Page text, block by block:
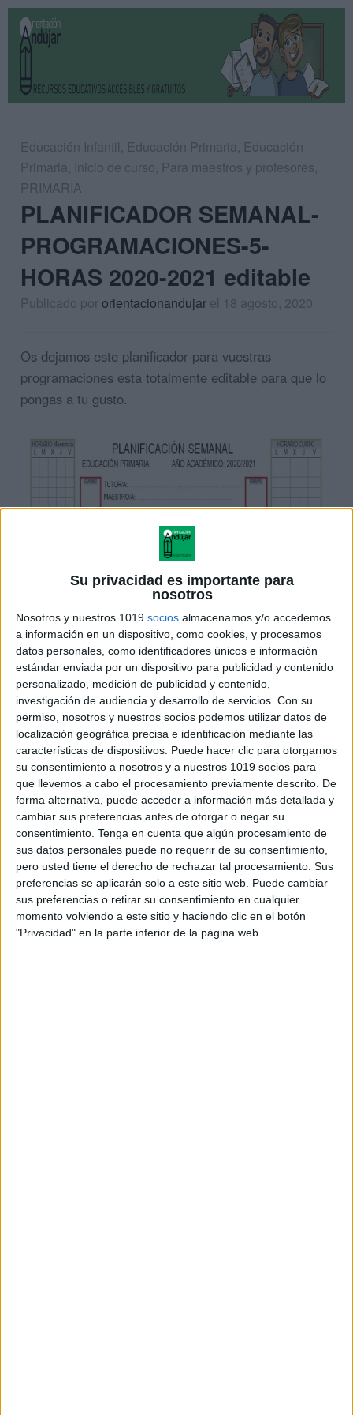
Su privacidad es importante para
nosotros
Nosotros y nuestros 1019 socios almacenamos y/o accedemos
a información en un dispositivo, como cookies, y procesamos
datos personales, como identificadores únicos e información
estándar enviada por un dispositivo para publicidad y contenido
personalizado, medición de publicidad y contenido,
investigación de audiencia y desarrollo de servicios. Con su
permiso, nosotros y nuestros socios podemos utilizar datos de
localización geográfica precisa e identificación mediante las
características de dispositivos. Puede hacer clic para otorgarnos
su consentimiento a nosotros y a nuestros 1019 socios para
que llevemos a cabo el procesamiento previamente descrito. De
forma alternativa, puede acceder a información más detallada y
cambiar sus preferencias antes de otorgar o negar su
consentimiento. Tenga en cuenta que algún procesamiento de
sus datos personales puede no requerir de su consentimiento,
pero usted tiene el derecho de rechazar tal procesamiento. Sus
preferencias se aplicarán solo a este sitio web. Puede cambiar
sus preferencias o retirar su consentimiento en cualquier
momento volviendo a este sitio y haciendo clic en el botón
"Privacidad" en la parte inferior de la página web.
Educación Infantil, Educación Primaria, Educación
Primaria, Inicio de curso, Para maestros y profesores,
PRIMARIA
PLANIFICADOR SEMANAL-
PROGRAMACIONES-5-
HORAS 2020-2021 editable
Publicado pororientacionandujar el 18 agosto, 2020
Os dejamos este planificador para vuestras
programaciones esta totalmente editable para que lo
pongas a tu gusto.
VERSION PDF
PLANIFICADOR-SEMANAL-PRIMARIA-